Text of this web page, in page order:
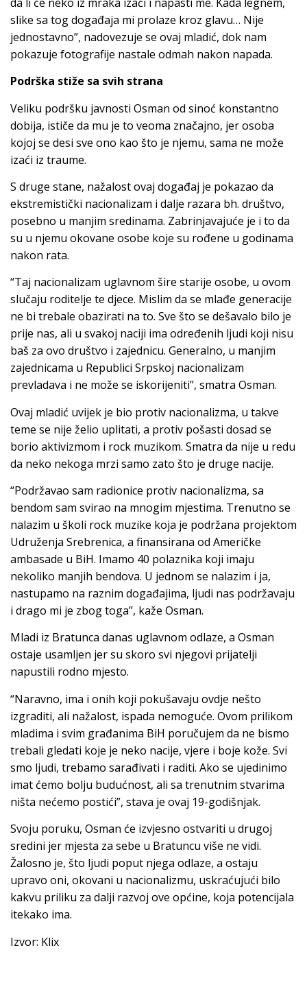
slike sa tog događaja mi prolaze kroz glavu… Nije
jednostavno”, nadovezuje se ovaj mladić, dok nam
pokazuje fotografije nastale odmah nakon napada.
Podrška stiže sa svih strana
Veliku podršku javnosti Osman od sinoć konstantno
dobija, ističe da mu je to veoma značajno, jer osoba
kojoj se desi sve ono kao što je njemu, sama ne može
izaći iz traume.
S druge stane, nažalost ovaj događaj je pokazao da
ekstremistički nacionalizam i dalje razara bh. društvo,
posebno u manjim sredinama. Zabrinjavajuće je i to da
su u njemu okovane osobe koje su rođene u godinama
nakon rata.
“Taj nacionalizam uglavnom šire starije osobe, u ovom
slučaju roditelje te djece. Mislim da se mlađe generacije
ne bi trebale obazirati na to. Sve što se dešavalo bilo je
prije nas, ali u svakoj naciji ima određenih ljudi koji nisu
baš za ovo društvo i zajednicu. Generalno, u manjim
zajednicama u Republici Srpskoj nacionalizam
prevladava i ne može se iskorijeniti”, smatra Osman.
Ovaj mladić uvijek je bio protiv nacionalizma, u takve
teme se nije želio uplitati, a protiv pošasti dosad se
borio aktivizmom i rock muzikom. Smatra da nije u redu
da neko nekoga mrzi samo zato što je druge nacije.
“Podržavao sam radionice protiv nacionalizma, sa
bendom sam svirao na mnogim mjestima. Trenutno se
nalazim u školi rock muzike koja je podržana projektom
Udruženja Srebrenica, a finansirana od Američke
ambasade u BiH. Imamo 40 polaznika koji imaju
nekoliko manjih bendova. U jednom se nalazim i ja,
nastupamo na raznim događajima, ljudi nas podržavaju
i drago mi je zbog toga”, kaže Osman.
Mladi iz Bratunca danas uglavnom odlaze, a Osman
ostaje usamljen jer su skoro svi njegovi prijatelji
napustili rodno mjesto.
“Naravno, ima i onih koji pokušavaju ovdje nešto
izgraditi, ali nažalost, ispada nemoguće. Ovom prilikom
mladima i svim građanima BiH poručujem da ne bismo
trebali gledati koje je neko nacije, vjere i boje kože. Svi
smo ljudi, trebamo sarađivati i raditi. Ako se ujedinimo
imat ćemo bolju budućnost, ali sa trenutnim stvarima
ništa nećemo postići”, stava je ovaj 19-godišnjak.
Svoju poruku, Osman će izvjesno ostvariti u drugoj
sredini jer mjesta za sebe u Bratuncu više ne vidi.
Žalosno je, što ljudi poput njega odlaze, a ostaju
upravo oni, okovani u nacionalizmu, uskraćujući bilo
kakvu priliku za dalji razvoj ove općine, koja potencijala
itekako ima.
Izvor: Klix